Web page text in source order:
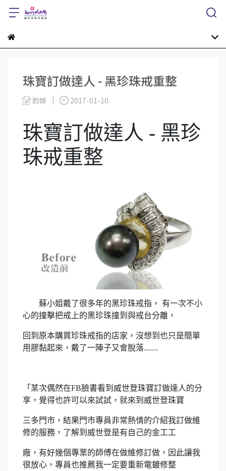
珠寶訂做達人 - 黑珍珠戒重整
鈞婷 2017-01-10
珠寶訂做達人 - 黑珍
珠戒重整
蘇小姐戴了很多年的黑珍珠戒指， 有一次不小
心的撞擊把戒上的黑珍珠撞到與戒台分離，
回到原本購買珍珠戒指的店家，沒想到也只是簡單
用膠黏起來，戴了一陣子又會脫落.......
「某次偶然在FB臉書看到威世登珠寶訂做達人的分
享，覺得也許可以來試試，就來到威世登珠寶
三多門市，結果門市專員非常熱情的介紹我訂做維
修的服務，了解到威世登是有自己的金工工
廠，有好幾個專業的師傅在做維修訂做，因此讓我
很放心，專員也推薦我一定要重新電鍍修整